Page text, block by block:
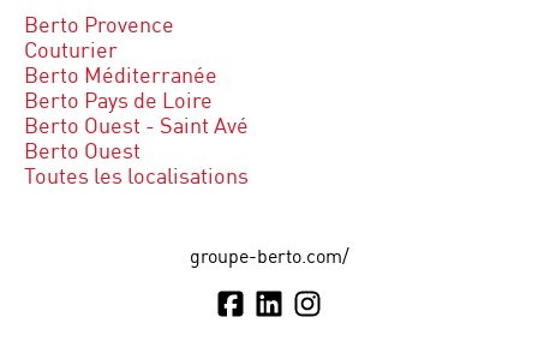
Berto Provence
Couturier
Berto Méditerranée
Berto Pays de Loire
Berto Ouest - Saint Avé
Berto Ouest
Toutes les localisations
groupe-berto.com/